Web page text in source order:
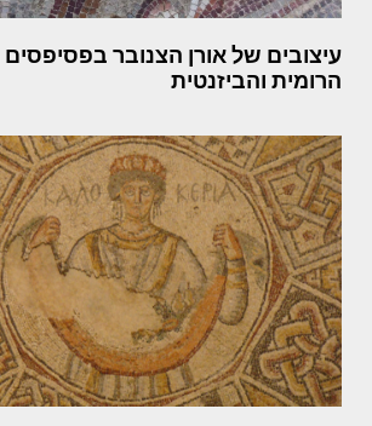
עיצובים של אורן הצנובר
הרומית והביזנטית